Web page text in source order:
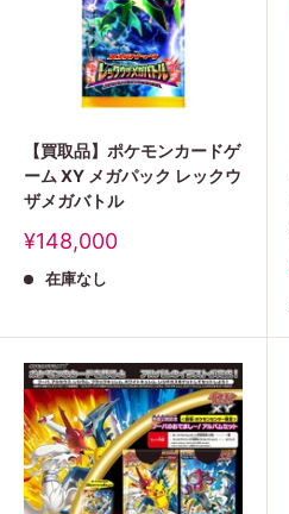
【買取品】ポケモンカードゲ
ーム XY メガパック レックウ
ザメガバトル
販
価
¥148,000
在庫なし